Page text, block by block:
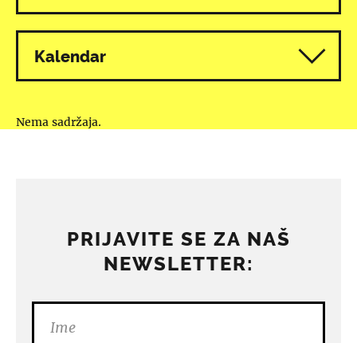
Kalendar
Nema sadržaja.
PRIJAVITE SE ZA NAŠ
NEWSLETTER: